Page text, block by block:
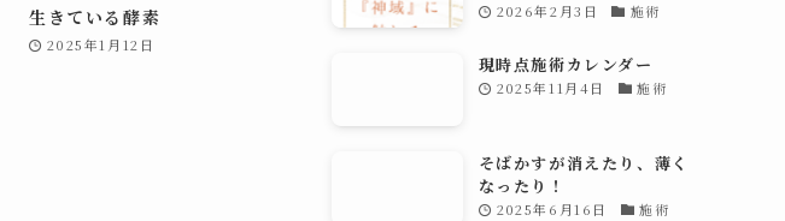
生きている酵素
2025年1月12日
2026年2月3日 施術
現時点施術カレンダー
2025年11月4日 施術
そばかすが消えたり、薄く
なったり！
2025年6月16日 施術